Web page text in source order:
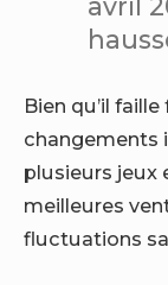
Bien qu’il
changements
plusieurs jeux
meilleures
fluctuations